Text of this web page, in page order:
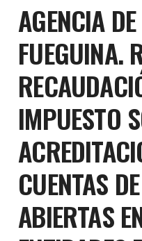
AGENCIA
FUEGUINA.
IMPUESTO
CUENTAS
ABIERTAS